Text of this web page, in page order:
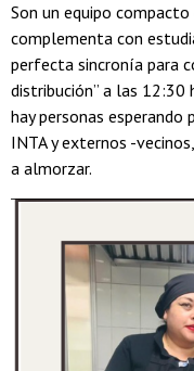
Son un equipo
complementa con
perfecta sincronía para
distribución” a las 12:30
hay personas
INTA y externos -
a almorzar.